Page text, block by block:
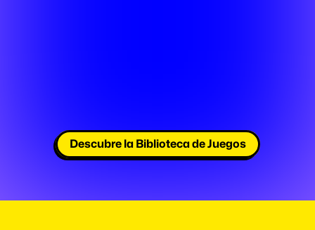
Descubre la Biblioteca de Juegos